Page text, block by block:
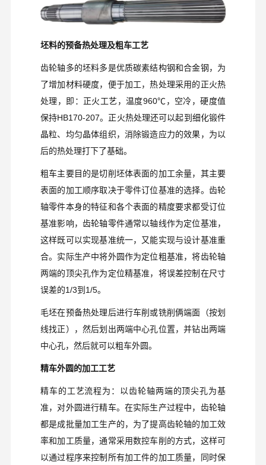
坯料的预备热处理及粗车工艺
齿轮轴多的坯料多是优质碳素结构钢和合金钢，为
了增加材料硬度，便于加工，热处理采用的正火热
处理，即：正火工艺，温度960℃ ，空冷，硬度值
保持HB170-207。正火热处理还可以起到细化锻件
晶粒、均匀晶体组织，消除锻造应力的效果，为以
后的热处理打下了基础。
粗车主要目的是切削坯体表面的加工余量，其主要
表面的加工顺序取决于零件订位基准的选择。齿轮
轴零件本身的特征和各个表面的精度要求都受订位
基准影响，齿轮轴零件通常以轴线作为定位基准，
这样既可以实现基准统一，又能实现与设计基准重
合。实际生产中将外圆作为定位粗基准，将齿轮轴
两端的顶尖孔作为定位精基准，将误差控制在尺寸
误差的1/3到 1/5。
毛坯在预备热处理后进行车削或铣削俩端面（按划
线找正），然后划出两端中心孔位置，并钻出两端
中心孔，然后就可以粗车外圆。
精车外圆的加工工艺
精车的工艺流程为：以齿轮轴两端的顶尖孔为基
准，对外圆进行精车。在实际生产过程中，齿轮轴
都是成批量加工生产的，为了提高齿轮轴的加工效
率和加工质量，通常采用数控车削的方式，这样可
以通过程序来控制所有加工件的加工质量，同时保